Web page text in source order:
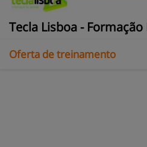
Tecla Lisboa -
Galería
Oferta de treinamento